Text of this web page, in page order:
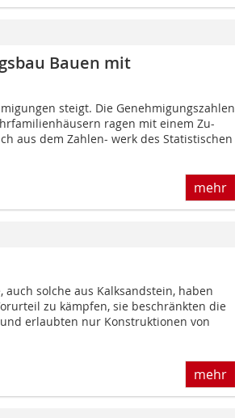
Bauen mit
steigt. Die Geneh­migungszahlen
ragen mit einem Zu-
aus dem Zahlen- werk des Statistischen
mehr
auch solche aus Kalksandstein, haben
zu kämpfen, sie beschränkten die
erlaubten nur Konstruktionen von
mehr